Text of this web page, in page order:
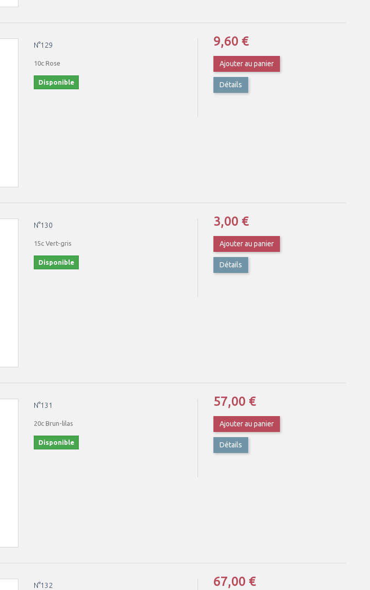
N°129
10c Rose
Disponible
9,60 €
Ajouter au panier
Détails
N°130
15c Vert-gris
Disponible
3,00 €
Ajouter au panier
Détails
N°131
20c Brun-lilas
Disponible
57,00 €
Ajouter au panier
Détails
N°132 67,00 €